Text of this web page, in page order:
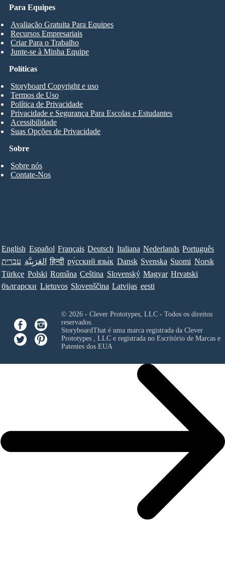
Para Equipes
Avaliação Gratuita Para Equipes
Recursos Empresariais
Criar Para o Trabalho
Junte-se à Minha Equipe
Sobre
Sobre nós
Contate-Nos
Políticas
Storyboard Copyright e uso
Termos de Uso
Política de Privacidade
Privacidade e Segurança Para Escolas e Estudantes
Acessibilidade
Suas Opções de Privacidade
English Español Français Deutsch Italiana Nederlands Português
עברית العَرَبِيَّة हिन्दी ру́сский язы́к Dansk Svenska Suomi Norsk
Türkçe Polski Româna Ceština Slovenský Magyar Hrvatski
български Lietuvos Slovenščina Latvijas eesti
© 2026 - Clever Prototypes, LLC - Todos os direitos
reservados.
StoryboardThat é uma marca registrada da Clever
Prototypes , LLCe registrada no Escritório de Marcas e
Patentes dos EUA